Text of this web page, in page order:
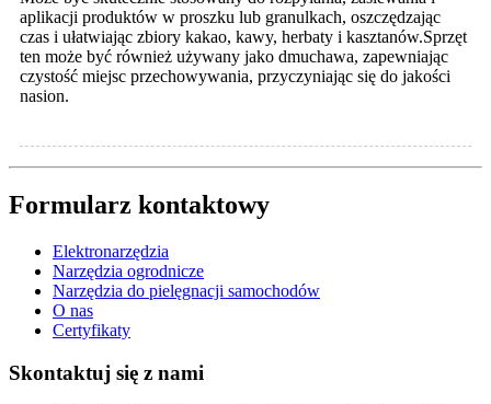
aplikacji produktów w proszku lub granulkach, oszczędzając
czas i ułatwiając zbiory kakao, kawy, herbaty i kasztanów.Sprzęt
ten może być również używany jako dmuchawa, zapewniając
czystość miejsc przechowywania, przyczyniając się do jakości
nasion.
Formularz kontaktowy
Elektronarzędzia
Narzędzia ogrodnicze
Narzędzia do pielęgnacji samochodów
O nas
Certyfikaty
Skontaktuj się z nami